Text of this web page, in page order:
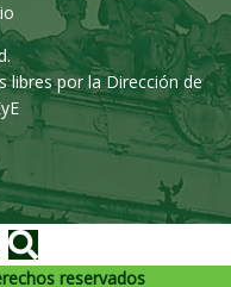
libres por la Dirección de
reservados